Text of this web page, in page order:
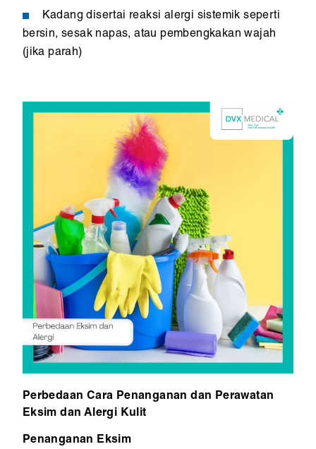
Kadang disertai reaksi alergi sistemik seperti
bersin, sesak napas, atau pembengkakan wajah
(jika parah)
Perbedaan Cara Penanganan dan Perawatan
Eksim dan Alergi Kulit
Penanganan Eksim